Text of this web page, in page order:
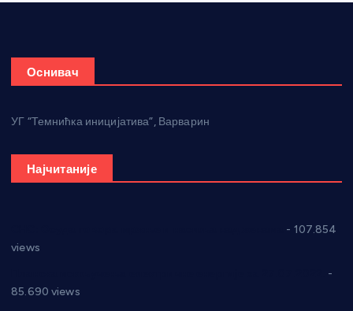
Оснивач
УГ “Темнићка иницијатива”, Варварин
Најчитаније
- 107.854
views
-
85.690 views